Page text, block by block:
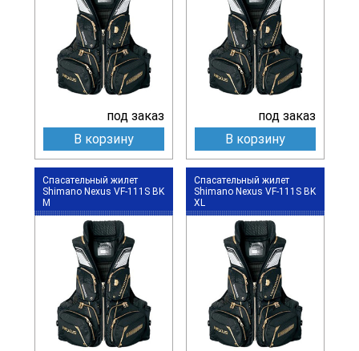
под заказ
В корзину
под заказ
В корзину
Спасательный жилет
Shimano Nexus VF-111S BK
M
Спасательный жилет
Shimano Nexus VF-111S BK
XL